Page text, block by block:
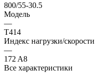
800/55-30.5
Модель
—
T414
Индекс нагрузки/скорости
—
172 A8
Все характеристики